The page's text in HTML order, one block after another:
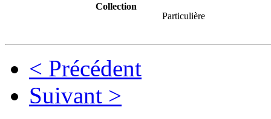
Collection
Particulière
< Précédent
Suivant >